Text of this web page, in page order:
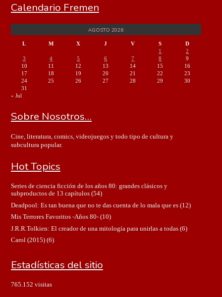
Calendario Fremen
AGOSTO 2026
L M X J V S
D
1
2
3
4 5 6 7 8
9
10
11 12 13 14 15
16
17
18 19 20 21 22
23
24
25 26 27 28 29
30
31
« Jul
Sobre Nosotros…
Cine, literatura, comics, videojuegos y todo tipo de cultura y
subcultura popular.
Hot Topics
Series de ciencia ficción de los años 80: grandes clásicos y
subproductos de 13 capítulos(54)
Deadpool: Es tan buena que no te das cuenta de lo mala que es(12)
Mis Terrores Favoritos -Años 80-(10)
J.R.R.Tolkien: El creador de una mitología para unirlas a todas(6)
Carol (2015)(6)
Estadísticas del sitio
765.152 visitas